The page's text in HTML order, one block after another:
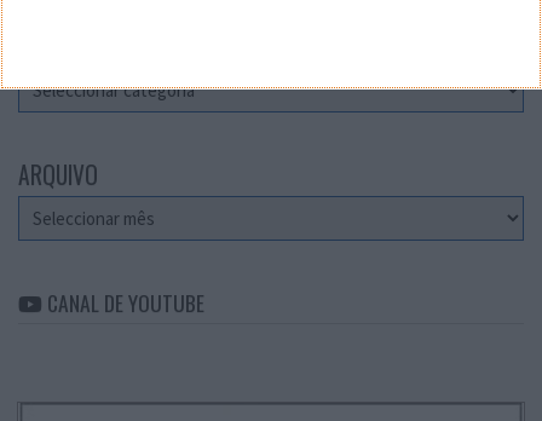
ARQUIVO
Arquivo
CANAL DE YOUTUBE